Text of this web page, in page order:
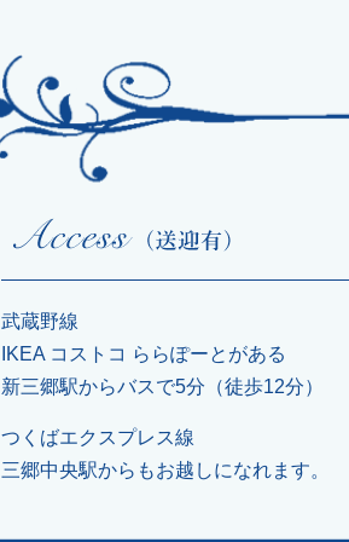
武蔵野線
IKEA コストコ ららぽーとがある
新三郷駅からバスで5分（徒歩12分）
つくばエクスプレス線
三郷中央駅からもお越しになれます。